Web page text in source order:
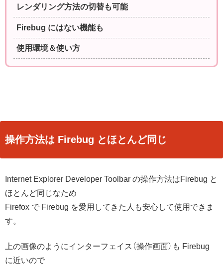
レンダリング方法の切替も可能
Firebug にはない機能も
使用環境＆使い方
操作方法は Firebug とほとんど同じ
Internet Explorer Developer Toolbar の操作方法はFirebug と
ほとんど同じなため
Firefox で Firebug を愛用してきた人も安心して使用できま
す。
上の画像のようにインターフェイス（操作画面）も Firebug
に近いので